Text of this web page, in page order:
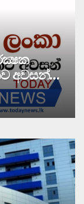
අවසන්